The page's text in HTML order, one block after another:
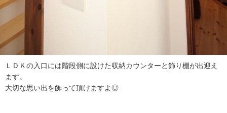
ＬＤＫの入口には階段側に設けた収納カウンターと飾り棚が出迎え
ます。
大切な思い出を飾って頂けますよ◎